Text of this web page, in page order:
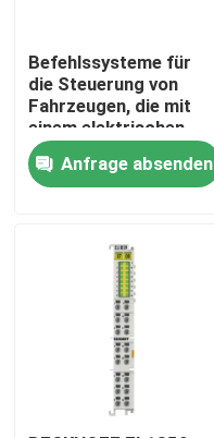
Zu Hause
Über uns
Befehlssysteme für
die Steuerung von
Fahrzeugen, die mit
einem elektrischen
Steuergerät
ausgestattet sind
Anfrage absenden